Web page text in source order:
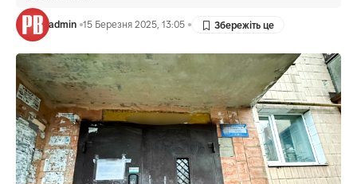
admin 15 Березня 2025, 13:05